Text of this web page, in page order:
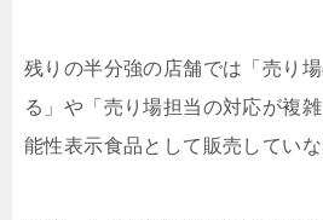
残りの半分強の店舗では「売り
る」や「売り場担当の対応が複
能性表示食品として販売していな